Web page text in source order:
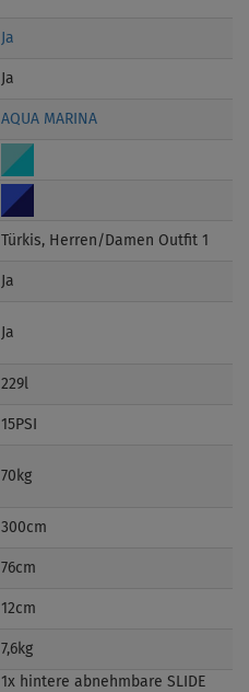
Ja
Ja
AQUA MARINA
Türkis, Herren/Damen Outfit 1
Ja
Ja
229l
15PSI
70kg
300cm
76cm
12cm
7,6kg
1x hintere abnehmbare SLIDE